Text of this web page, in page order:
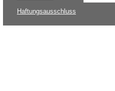
Haftungsausschluss